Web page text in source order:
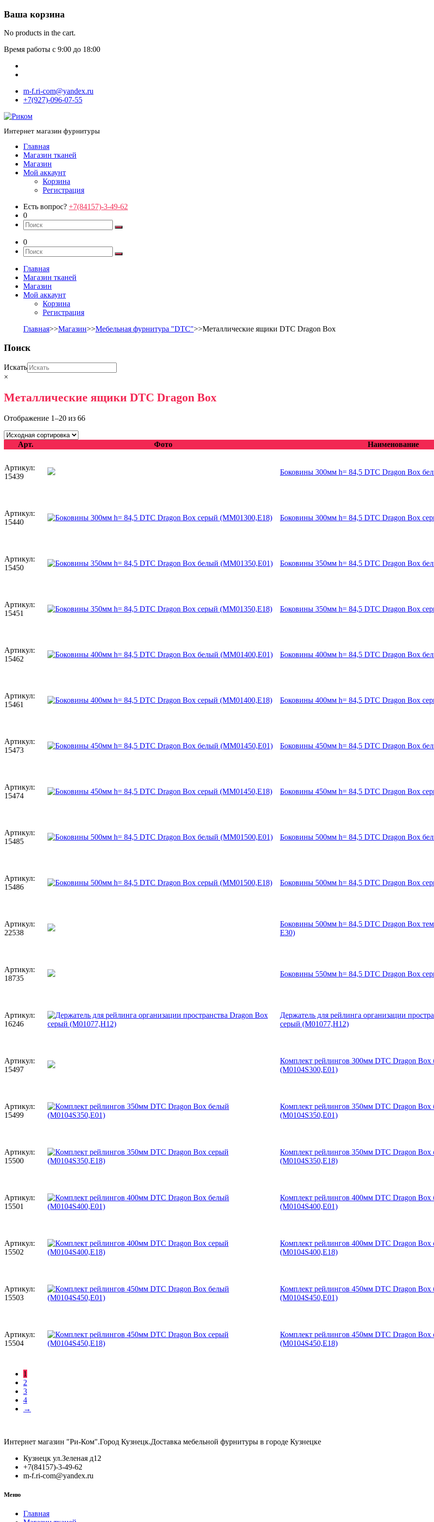
Ваша корзина
No products in the cart.
Время работы с 9:00 до 18:00
m-f.ri-com@yandex.ru
+7(927)-096-07-55
Интернет магазин фурнитуры
Главная
Магазин тканей
Магазин
Мой аккаунт
Корзина
Регистрация
Есть вопрос? +7(84157)-3-49-62
0
0
Главная
Магазин тканей
Магазин
Мой аккаунт
Корзина
Регистрация
Главная>>Магазин>>Мебельная фурнитура "DTC">>Металлические ящики DTC Dragon Box
Поиск
Искать
×
Металлические ящики DTC Dragon Box
Отображение 1–20 из 66
Арт. Фото Наименование
Артикул:
15439
Боковины 300мм h= 84,5 DTC Dragon Box
Артикул:
15440
Боковины 300мм h= 84,5 DTC Dragon Box
Артикул:
15450
Боковины 350мм h= 84,5 DTC Dragon Box
Артикул:
15451
Боковины 350мм h= 84,5 DTC Dragon Box
Артикул:
15462
Боковины 400мм h= 84,5 DTC Dragon Box
Артикул:
15461
Боковины 400мм h= 84,5 DTC Dragon Box
Артикул:
15473
Боковины 450мм h= 84,5 DTC Dragon Box
Артикул:
15474
Боковины 450мм h= 84,5 DTC Dragon Box
Артикул:
15485
Боковины 500мм h= 84,5 DTC Dragon Box
Артикул:
15486
Боковины 500мм h= 84,5 DTC Dragon Box
Артикул:
22538
Боковины 500мм h= 84,5 DTC Dragon Box
E30)
Артикул:
18735
Боковины 550мм h= 84,5 DTC Dragon Box
Артикул:
16246
Держатель для рейлинга организации
серый (M01077,H12)
Артикул:
15497
Комплект рейлингов 300мм DTC Dragon Box
(M0104S300,E01)
Артикул:
15499
Комплект рейлингов 350мм DTC Dragon Box
(M0104S350,E01)
Артикул:
15500
Комплект рейлингов 350мм DTC Dragon Box
(M0104S350,E18)
Артикул:
15501
Комплект рейлингов 400мм DTC Dragon Box
(M0104S400,E01)
Артикул:
15502
Комплект рейлингов 400мм DTC Dragon Box
(M0104S400,E18)
Артикул:
15503
Комплект рейлингов 450мм DTC Dragon Box
(M0104S450,E01)
Артикул:
15504
Комплект рейлингов 450мм DTC Dragon Box
(M0104S450,E18)
1
2
3
4
→
Интернет магазин "Ри-Ком".Город Кузнецк.Доставка мебельной фурнитуры в городе Кузнецке
Кузнецк ул.Зеленая д12
+7(84157)-3-49-62
m-f.ri-com@yandex.ru
Меню
Главная